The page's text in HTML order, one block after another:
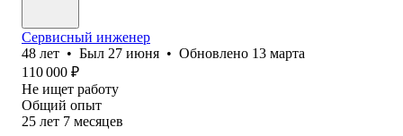
Сервисный инженер
48 лет • Был 27 июня • Обновлено 13 марта
110 000 ₽
Не ищет работу
Общий опыт
25 лет 7 месяцев